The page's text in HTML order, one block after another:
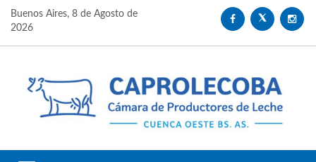
Buenos Aires, 8 de Agosto de
2026